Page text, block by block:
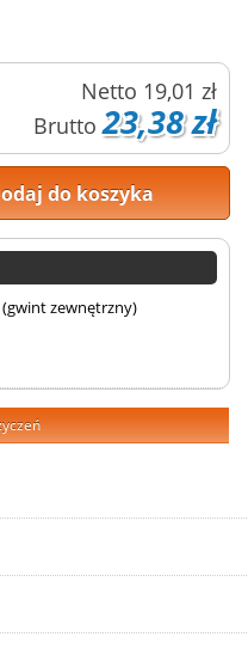
Netto 19,01 zł
Brutto 23,38 zł
do koszyka
(gwint zewnętrzny)